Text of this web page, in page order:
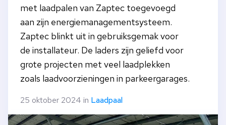
met laadpalen van Zaptec toegevoegd
aan zijn energiemanagementsysteem.
Zaptec blinkt uit in gebruiksgemak voor
de installateur. De laders zijn geliefd voor
grote projecten met veel laadplekken
zoals laadvoorzieningen in parkeergarages.
25 oktober 2024 in Laadpaal